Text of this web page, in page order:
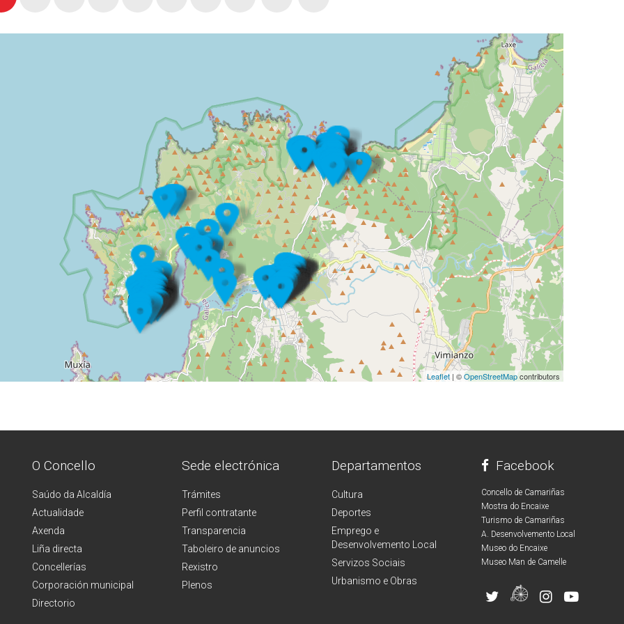
Leaflet | ©OpenStreetMapcontributors
O Concello
Saúdo da Alcaldía
Actualidade
Axenda
Liña directa
Concellerías
Corporación municipal
Directorio
Sede electrónica
Trámites
Perfil contratante
Transparencia
Taboleiro de anuncios
Rexistro
Plenos
Departamentos
Cultura
Deportes
Emprego e
Desenvolvemento Local
Servizos Sociais
Urbanismo e Obras
Facebook
Concello de Camariñas
Mostra do Encaixe
Turismo de Camariñas
A. Desenvolvemento Local
Museo do Encaixe
Museo Man de Camelle